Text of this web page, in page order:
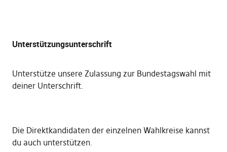
Unterstützungsunterschrift
Unterstütze unsere Zulassung zur Bundestagswahl mit
deiner Unterschrift.
Die Direktkandidaten der einzelnen Wahlkreise kannst
du auch unterstützen.